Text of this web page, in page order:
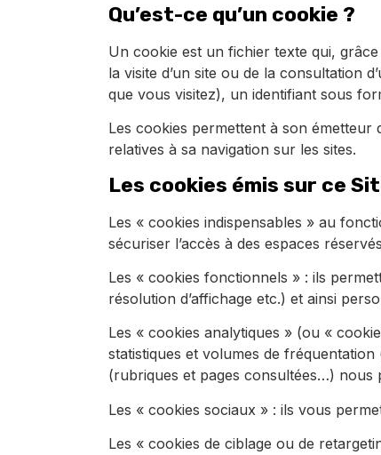
Qu’est-ce qu’un cookie ?
Un cookie est un fichier texte qui,
la visite d’un site ou de la consultation
que vous visitez), un identifiant sous
Les cookies permettent à son émetteur
relatives à sa navigation sur les sites.
Les cookies émis sur ce
Les « cookies indispensables » au
sécuriser l’accès à des espaces
Les « cookies fonctionnels » : ils
résolution d’affichage etc.) et ainsi
Les « cookies analytiques » (ou «
statistiques et volumes de
(rubriques et pages consultées…) nous
Les « cookies sociaux » : ils vous
Les « cookies de ciblage ou de